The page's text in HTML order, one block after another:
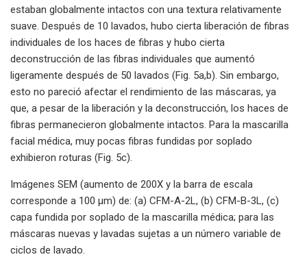
estaban globalmente intactos con una textura relativamente
suave. Después de 10 lavados, hubo cierta liberación de fibras
individuales de los haces de fibras y hubo cierta
deconstrucción de las fibras individuales que aumentó
ligeramente después de 50 lavados (Fig. 5a,b). Sin embargo,
esto no pareció afectar el rendimiento de las máscaras, ya
que, a pesar de la liberación y la deconstrucción, los haces de
fibras permanecieron globalmente intactos. Para la mascarilla
facial médica, muy pocas fibras fundidas por soplado
exhibieron roturas (Fig. 5c).
Imágenes SEM (aumento de 200X y la barra de escala
corresponde a 100 μm) de: (a) CFM-A-2L, (b) CFM-B-3L, (c)
capa fundida por soplado de la mascarilla médica; para las
máscaras nuevas y lavadas sujetas a un número variable de
ciclos de lavado.